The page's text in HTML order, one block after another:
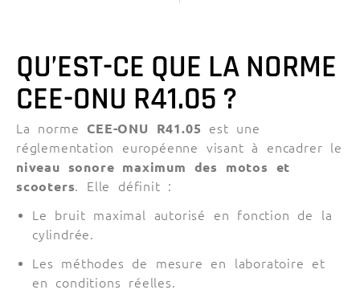
QU’EST-CE QUE LA NORME
CEE-ONU R41.05 ?
La normeCEE-ONU R41.05 est une
réglementation européenne visant à encadrer le
niveau sonore maximum des motos et
scooters. Elle définit :
Le bruit maximal autorisé en fonction de la
cylindrée.
Les méthodes de mesure en laboratoire et
en conditions réelles.